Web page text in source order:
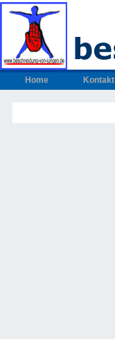
Home Kontakt